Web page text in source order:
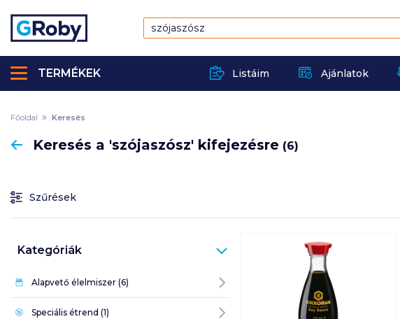
Listáim Ajánlatok
TERMÉKEK
Főoldal Keresés
VisszaKeresés a 'szójaszósz' kifejezésre (6)
Szűrések
Kategóriák
Alapvető élelmiszer (6)
Speciális étrend (1)